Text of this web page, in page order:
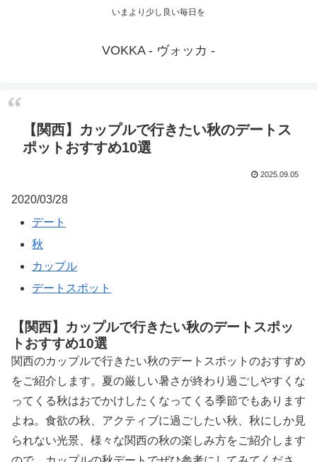
いまより少し良い毎日を
VOKKA - ヴォッカ -
【関西】カップルで行きたい秋のデートス
ポットおすすめ10選
2025.09.05
2020/03/28
デート
秋
カップル
デートスポット
【関西】カップルで行きたい秋のデートスポッ
トおすすめ10選
関西のカップルで行きたい秋のデートスポットのおすすめ
をご紹介します。夏の厳しい暑さが終わり過ごしやすくな
ってくる秋はおでかけしたくなってくる季節でもあります
よね。食欲の秋、アクティブに過ごしたい秋、秋にしか見
られない光景、様々な関西の秋の楽しみ方をご紹介します